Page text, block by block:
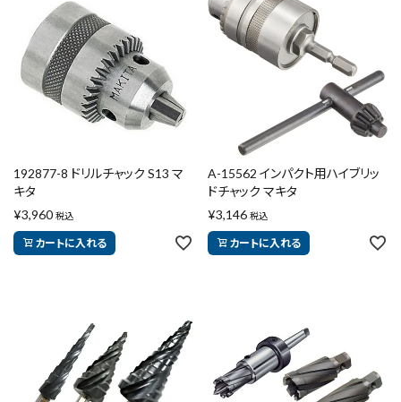
192877-8 ドリルチャック S13 マ
キタ
¥3,960 税込
カートに入れる
A-15562 インパクト用ハイブリッ
ドチャック マキタ
¥3,146 税込
カートに入れる